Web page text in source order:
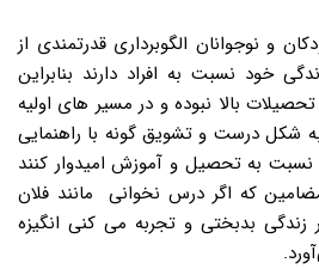
و نوجوانان الگوبرداری قدرتمندی از
خود نسبت به افراد دارند بنابراین
بالا نبوده و در مسیر های اولیه
شکل درست و تشویق گونه با راهنمایی
نسبت به تحصیل و آموزش امیدوار کنند
که اگر درس نخوانی مانند فلان
بدبختی و تجربه می کنی انگیزه